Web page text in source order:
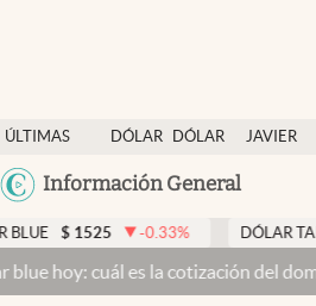
ÚLTIMAS
NOTICIAS
DÓLAR
DÓLAR
JAVIER
Información General
Dólar
Members
Economía y Política
Finanzas y Mercados
-0.33% DÓLAR TARJETA $
es la cotización del domingo 9 de